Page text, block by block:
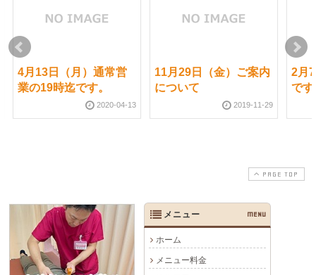
4月13日（月）通常営
業の19時迄です。
2020-04-13
11月29日（金）ご案内
について
2019-11-29
2月
です
PAGE TOP
メニュー MENU
ホーム
メニュー料金